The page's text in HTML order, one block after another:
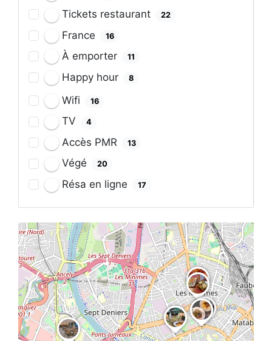
Tickets restaurant 22
France 16
À emporter 11
Happy hour 8
Wifi 16
TV 4
Accès PMR 13
Végé 20
Résa en ligne 17